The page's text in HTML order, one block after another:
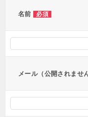
名前 必須
メール（公開されませ